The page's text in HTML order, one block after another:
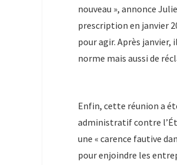
nouveau », annonce
prescription en janvier
pour agir. Après janvier,
norme mais aussi de
Enfin, cette réunion a
administratif contre
une « carence fautive
pour enjoindre les